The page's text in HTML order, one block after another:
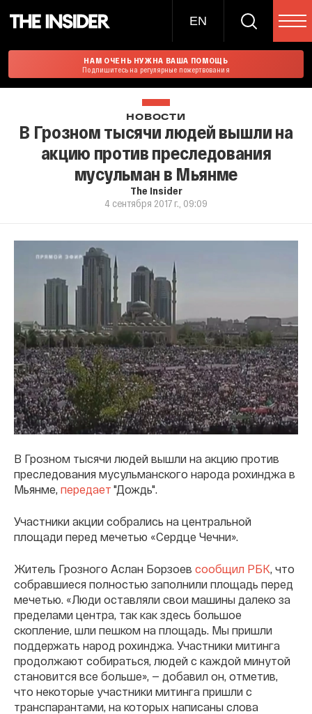
EN
НАМ ОЧЕНЬ НУЖНА ВАША ПОМОЩЬ
Подпишитесь на регулярные пожертвования
НОВОСТИ
В Грозном тысячи людей вышли на
акцию против преследования
мусульман в Мьянме
The Insider
4 сентября 2017 г., 09:09
В Грозном тысячи людей вышли на акцию против
преследования мусульманского народа рохинджа в
Мьянме, передает "Дождь".
Участники акции собрались на центральной
площади перед мечетью «Сердце Чечни».
Житель Грозного Аслан Борзоев сообщил РБК, что
собравшиеся полностью заполнили площадь перед
мечетью. «Люди оставляли свои машины далеко за
пределами центра, так как здесь большое
скопление, шли пешком на площадь. Мы пришли
поддержать народ рохинджа. Участники митинга
продолжают собираться, людей с каждой минутой
становится все больше», — добавил он, отметив,
что некоторые участники митинга пришли с
транспарантами, на которых написаны слова